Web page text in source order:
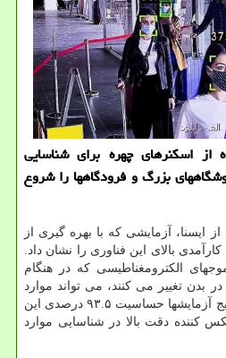
از اسکنرهای چهره برای شناسایی
کووید 19 در فروشگاههای بزرگ و فرودگاهها را شروع
از ایسنا، آزمایشی که با بهره گیری از
کارآمدی بالای این فناوری را نشان داد.
الکترومغناطیسی که در هنگام
بدن تغییر می کنند، می تواند موارد
مبتلاشدن را شناسایی کند. نتایج آزمایشها حساسیت ۹۳.۵ درصدی این
کننده دقت بالا در شناسایی موارد